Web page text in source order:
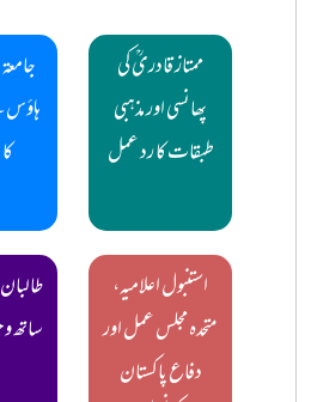
ممتاز قادریؒ کی
پھانسی اور مذہبی
طبقات کا رد عمل
ہاؤس
استنبول اعلامیہ،
متحدہ مجلس عمل اور
دفاع پاکستان
ساتھ